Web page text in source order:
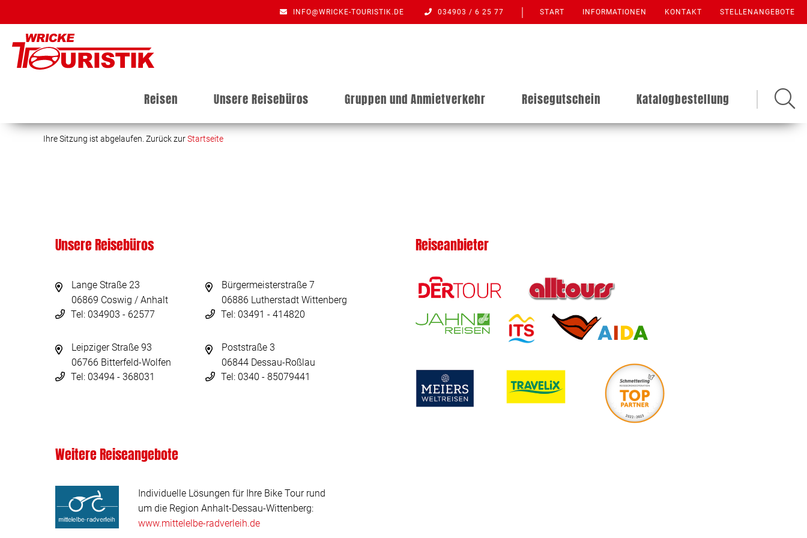
INFO@WRICKE-TOURISTIK.DE 034903 / 6 25 77 START INFORMATIONEN KONTAKT STELLENANGEBOTE
Reisen Unsere Reisebüros Gruppen und Anmietverkehr Reisegutschein Katalogbestellung
Ihre Sitzung ist abgelaufen. Zurück zurStartseite
Unsere Reisebüros
Lange Straße 23
06869 Coswig / Anhalt
Tel: 034903 - 62577
Bürgermeisterstraße 7
06886 Lutherstadt Wittenberg
Tel: 03491 - 414820
Leipziger Straße 93
06766 Bitterfeld-Wolfen
Tel: 03494 - 368031
Poststraße 3
06844 Dessau-Roßlau
Tel: 0340 - 85079441
Reiseanbieter
Weitere Reiseangebote
Individuelle Lösungen für Ihre Bike Tour rund
um die Region Anhalt-Dessau-Wittenberg:
www.mittelelbe-radverleih.de